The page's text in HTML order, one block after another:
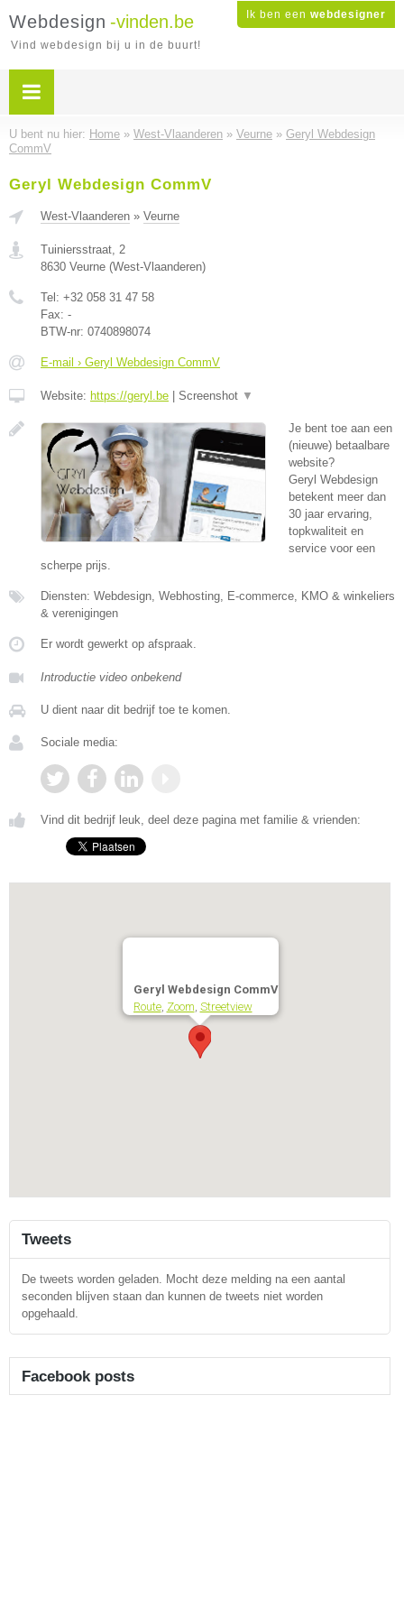
Ik ben een webdesigner
Webdesign -vinden.be
Vind webdesign bij u in de buurt!
U bent nu hier: Home » West-Vlaanderen » Veurne » Geryl Webdesign
CommV
Geryl Webdesign CommV
West-Vlaanderen » Veurne
Tuiniersstraat, 2
8630 Veurne (West-Vlaanderen)
Tel: +32 058 31 47 58
Fax: -
BTW-nr: 0740898074
E-mail › Geryl Webdesign CommV
Website: https://geryl.be Screenshot ▼
Je bent toe aan een
(nieuwe) betaalbare
website?
Geryl Webdesign
betekent meer dan
30 jaar ervaring,
topkwaliteit en
service voor een
scherpe prijs.
Diensten: Webdesign, Webhosting, E-commerce, KMO & winkeliers
& verenigingen
Er wordt gewerkt op afspraak.
Introductie video onbekend
U dient naar dit bedrijf toe te komen.
Sociale media:
Vind dit bedrijf leuk, deel deze pagina met familie & vrienden:
Geryl Webdesign CommV
Route, Zoom, Streetview
Tweets
De tweets worden geladen. Mocht deze melding na een aantal
seconden blijven staan dan kunnen de tweets niet worden
opgehaald.
Facebook posts